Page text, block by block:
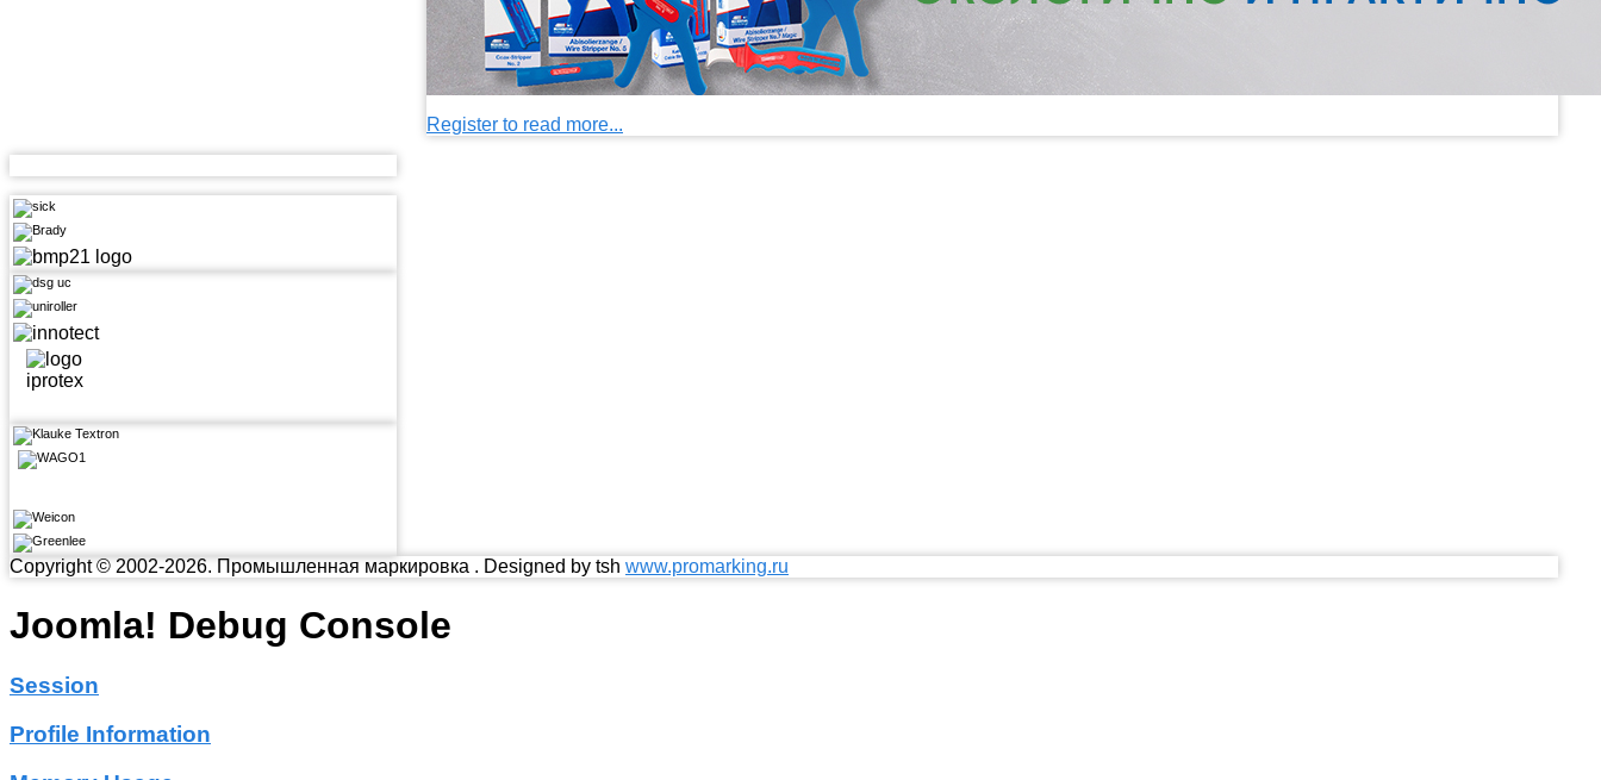
Register to read more...
Copyright © 2002-2026. Промышленная маркировка . Designed by tsh www.promarking.ru
Joomla! Debug Console
Session
Profile Information